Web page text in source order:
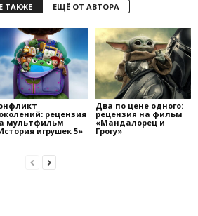
ТАКЖЕ ЕЩЁ ОТ АВТОРА
рецензия
мультфильм
игрушек 5»
Два по цене одного:
рецензия на фильм
«Мандалорец и
Грогу»